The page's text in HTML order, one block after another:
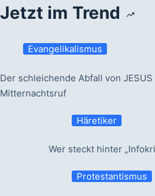
Jetzt im Trend
Evangelikalismus
Der schleichende Abfall von JESUS
Mitternachtsruf
Häretiker
Wer steckt hinter
Protestantismus